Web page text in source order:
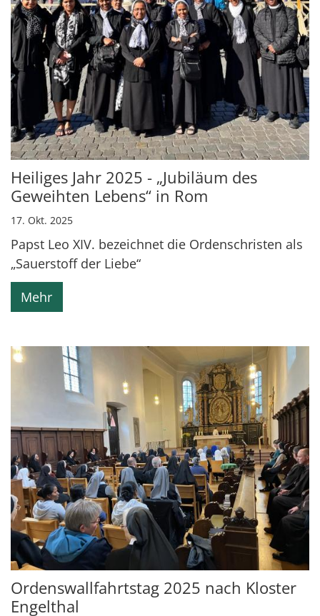
Heiliges Jahr 2025 - „Jubiläum des
Geweihten Lebens“ in Rom
17. Okt. 2025
Papst Leo XIV. bezeichnet die Ordenschristen als
„Sauerstoff der Liebe“
Mehr
Ordenswallfahrtstag 2025 nach Kloster
Engelthal